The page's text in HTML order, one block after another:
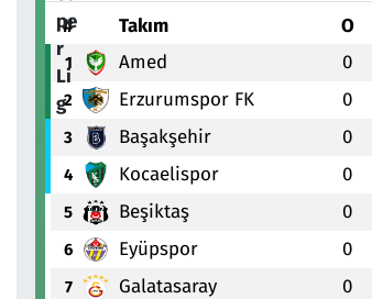
# Takım O
1 Amed 0
2 Erzurumspor FK 0
3 Başakşehir 0
4 Kocaelispor 0
5 Beşiktaş 0
6 Eyüpspor 0
7 Galatasaray 0